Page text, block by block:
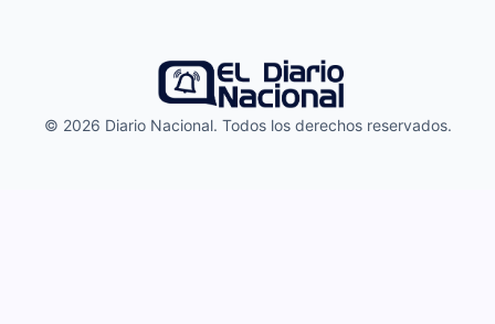
© 2026 Diario Nacional. Todos los derechos reservados.